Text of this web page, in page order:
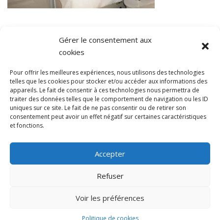
Gérer le consentement aux
cookies
Pour offrir les meilleures expériences, nous utilisons des technologies
telles que les cookies pour stocker et/ou accéder aux informations des
appareils. Le fait de consentir à ces technologies nous permettra de
traiter des données telles que le comportement de navigation ou les ID
uniques sur ce site. Le fait de ne pas consentir ou de retirer son
consentement peut avoir un effet négatif sur certaines caractéristiques
et fonctions.
Accepter
Refuser
Voir les préférences
Politique de cookies
Conditions générales
COPYRIGHT © 2022 VITA SERVICES